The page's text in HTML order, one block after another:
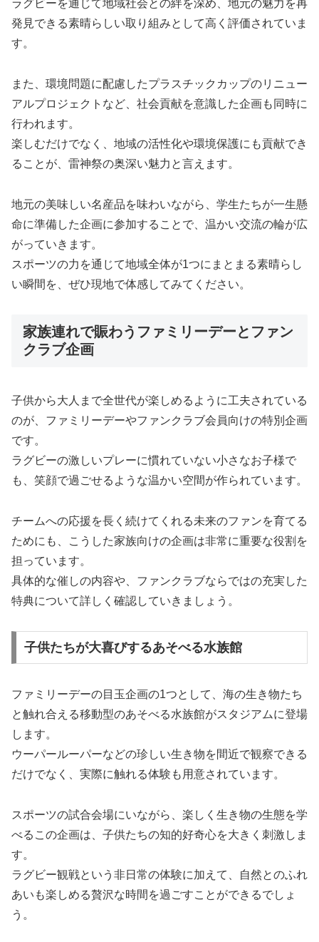
ラグビーを通じて地域社会との絆を深め、地元の魅力を再
発見できる素晴らしい取り組みとして高く評価されていま
す。
また、環境問題に配慮したプラスチックカップのリニュー
アルプロジェクトなど、社会貢献を意識した企画も同時に
行われます。
楽しむだけでなく、地域の活性化や環境保護にも貢献でき
ることが、雷神祭の奥深い魅力と言えます。
地元の美味しい名産品を味わいながら、学生たちが一生懸
命に準備した企画に参加することで、温かい交流の輪が広
がっていきます。
スポーツの力を通じて地域全体が1つにまとまる素晴らし
い瞬間を、ぜひ現地で体感してみてください。
家族連れで賑わうファミリーデーとファン
クラブ企画
子供から大人まで全世代が楽しめるように工夫されている
のが、ファミリーデーやファンクラブ会員向けの特別企画
です。
ラグビーの激しいプレーに慣れていない小さなお子様で
も、笑顔で過ごせるような温かい空間が作られています。
チームへの応援を長く続けてくれる未来のファンを育てる
ためにも、こうした家族向けの企画は非常に重要な役割を
担っています。
具体的な催しの内容や、ファンクラブならではの充実した
特典について詳しく確認していきましょう。
子供たちが大喜びするあそべる水族館
ファミリーデーの目玉企画の1つとして、海の生き物たち
と触れ合える移動型のあそべる水族館がスタジアムに登場
します。
ウーパールーパーなどの珍しい生き物を間近で観察できる
だけでなく、実際に触れる体験も用意されています。
スポーツの試合会場にいながら、楽しく生き物の生態を学
べるこの企画は、子供たちの知的好奇心を大きく刺激しま
す。
ラグビー観戦という非日常の体験に加えて、自然とのふれ
あいも楽しめる贅沢な時間を過ごすことができるでしょ
う。